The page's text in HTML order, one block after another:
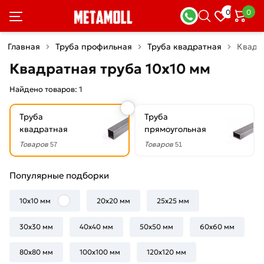
0 0
Главная Труба профильная Труба квадратная
Квадратная труба 10х10 мм
Найдено товаров: 1
Труба
квадратная
Товаров 57
Труба
прямоугольная
Товаров 51
Популярные подборки
10х10 мм 20х20 мм 25х25 мм
30х30 мм 40х40 мм 50х50 мм 60х60 мм
80х80 мм 100х100 мм 120х120 мм
Фильтры
×
скидкой
Цена
руб.
Толщина
1